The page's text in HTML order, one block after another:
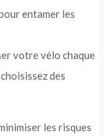
entamer les
votre vélo chaque
des
les risques